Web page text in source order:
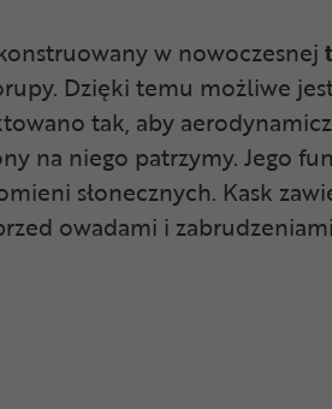
w nowoczesnej
Dzięki temu możliwe
tak, aby
na niego patrzymy. Jego
słonecznych. Kask
owadami i